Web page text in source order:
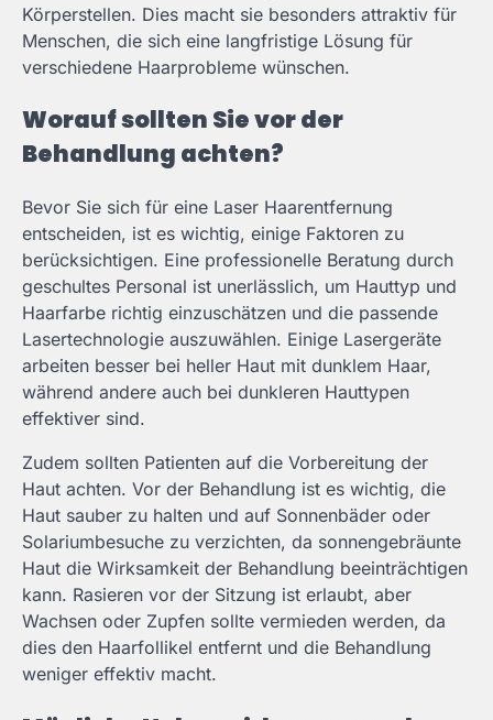
Körperstellen. Dies macht sie besonders attraktiv für
Menschen, die sich eine langfristige Lösung für
verschiedene Haarprobleme wünschen.
Worauf sollten Sie vor der
Behandlung achten?
Bevor Sie sich für eine Laser Haarentfernung
entscheiden, ist es wichtig, einige Faktoren zu
berücksichtigen. Eine professionelle Beratung durch
geschultes Personal ist unerlässlich, um Hauttyp und
Haarfarbe richtig einzuschätzen und die passende
Lasertechnologie auszuwählen. Einige Lasergeräte
arbeiten besser bei heller Haut mit dunklem Haar,
während andere auch bei dunkleren Hauttypen
effektiver sind.
Zudem sollten Patienten auf die Vorbereitung der
Haut achten. Vor der Behandlung ist es wichtig, die
Haut sauber zu halten und auf Sonnenbäder oder
Solariumbesuche zu verzichten, da sonnengebräunte
Haut die Wirksamkeit der Behandlung beeinträchtigen
kann. Rasieren vor der Sitzung ist erlaubt, aber
Wachsen oder Zupfen sollte vermieden werden, da
dies den Haarfollikel entfernt und die Behandlung
weniger effektiv macht.